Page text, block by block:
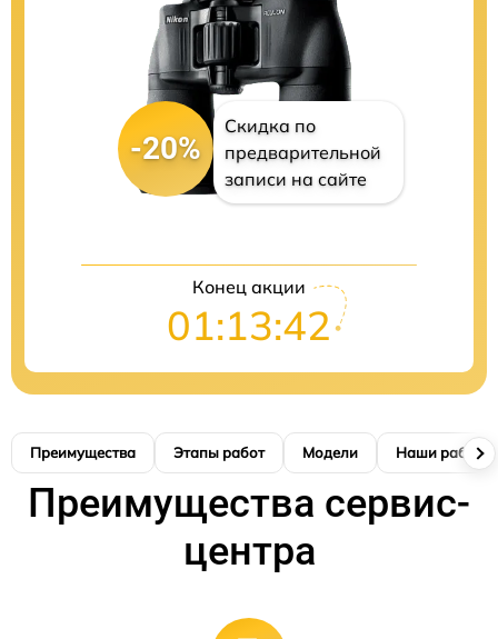
-20%
Скидка по
предварительной
записи на сайте
Конец акции
01:13:42
Преимущества Этапы работ Модели Наши работы
Преимущества сервис-
центра